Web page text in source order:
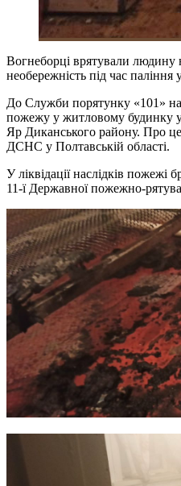
Вогнеборці врятували людину
необережність під час паління
До Служби порятунку «101»
пожежу у житловому будинку
Яр Диканського району. Про
ДСНС у Полтавській області.
У ліквідації наслідків пожежі
11-ї Державної пожежно-